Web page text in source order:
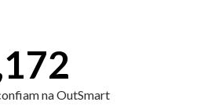
na OutSmart